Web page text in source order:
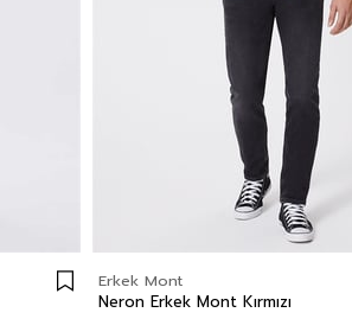
Erkek Mont
Neron Erkek Mont Kırmızı